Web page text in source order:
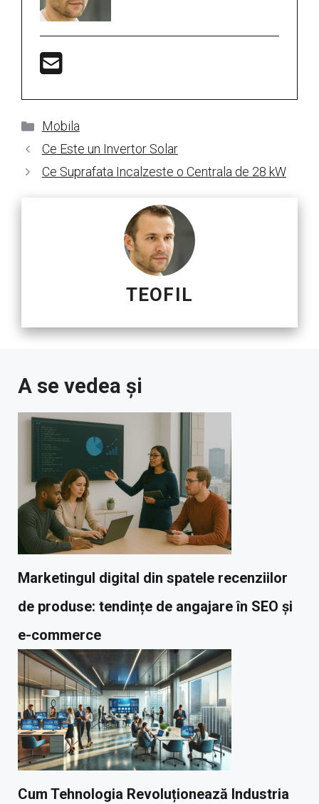
Categorii
Mobila
Ce Este un Invertor Solar
Ce Suprafata Incalzeste o Centrala de 28 kW
TEOFIL
A se vedea și
Marketingul digital din spatele recenziilor
de produse: tendințe de angajare în SEO și
e-commerce
Cum Tehnologia Revoluționează Industria